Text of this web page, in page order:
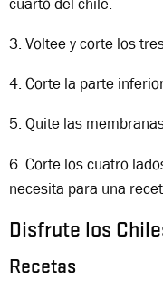
3. Voltee y corte los
4. Corte la parte
5. Quite las
6. Corte los cuatro
necesita para una
Disfrute los
Recetas